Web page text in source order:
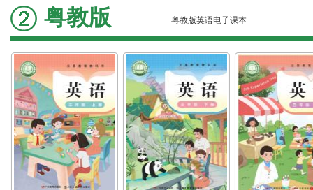
粤教版 粤教版英语电子课本